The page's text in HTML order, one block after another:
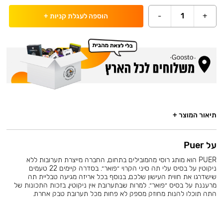
+
1
- הוספה לעגלת קניות +
תיאור המוצר +
על Puer
PUER הוא מותג רוסי מהמובילים בתחום, החברה מייצרת תערובות ללא
ניקוטין על בסיס עלי תה סיני הקרוי ״פואר״. בסדרה קיימים 22 טעמים
שישדרגו את חווית העישון שלכם, בנוסף בכל אריזה מגיעה טבליית תה
מרעננת על בסיס ״פואר״. למרות שבתערובת אין ניקוטין, בזכות התכונות של
התה תוכלו להנות מחוזק מספק לא פחות מכל תערובת טבק אחרת.